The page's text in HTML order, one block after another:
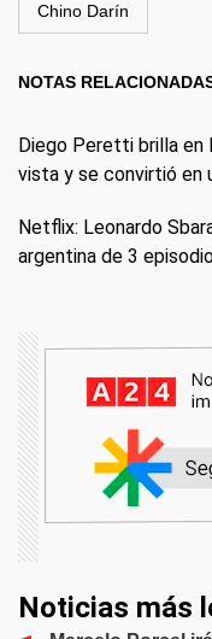
Chino Darín
NOTAS
Diego Peretti brilla en
vista y se convirtió en
Netflix: Leonardo
argentina de 3
Noticias más